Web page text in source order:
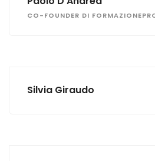
CO-FOUNDER DI
Silvia Giraudo